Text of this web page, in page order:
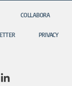
COLLABORA
PRIVACY